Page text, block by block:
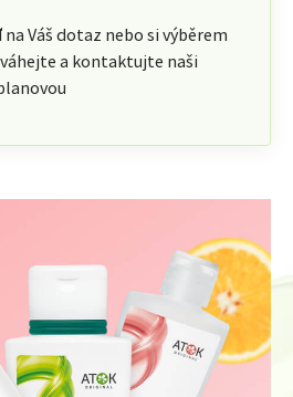
Váš dotaz nebo si výběrem
a kontaktujte naši